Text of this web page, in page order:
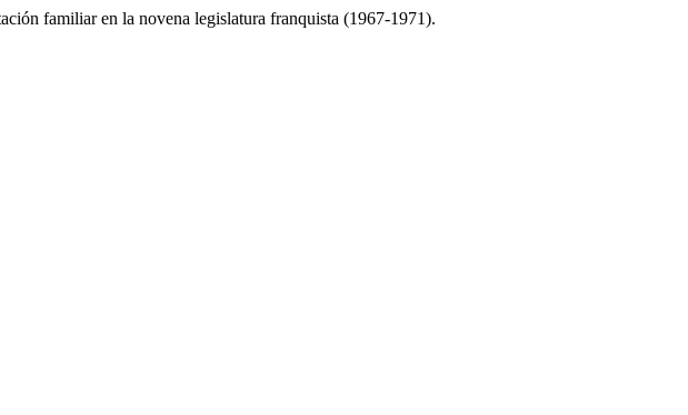
familiar en la novena legislatura franquista (1967-1971).